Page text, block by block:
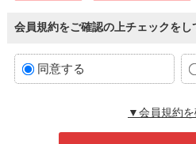
会員規約をご確認の上チェックをし
同意する
▼会員規約